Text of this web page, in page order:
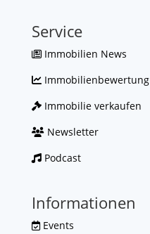
Service
Immobilien News
Immobilienbewertung
Immobilie verkaufen
Newsletter
Podcast
Informationen
Events